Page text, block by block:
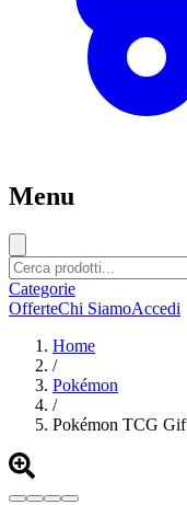
Menu
Categorie
OfferteChi SiamoAccedi
Home
/
Pokémon
/
Pokémon TCG